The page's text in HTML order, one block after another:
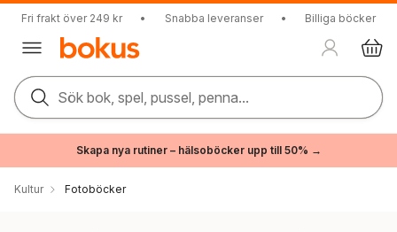
Fri frakt över 249 kr • Snabba leveranser • Billiga böcker
Sök bok, spel, pussel, penna...
Skapa nya rutiner – hälsoböcker upp till 50% →
Kultur Fotoböcker